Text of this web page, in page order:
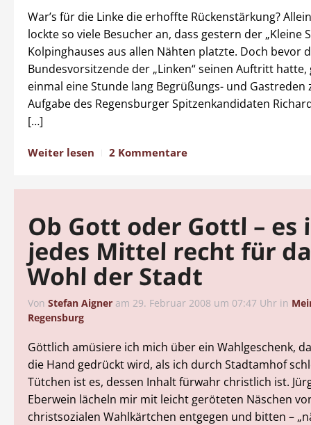
War’s für die Linke die erhoffte Rückenstärkung?
lockte so viele Besucher an, dass gestern der „Kleine
Kolpinghauses aus allen Nähten platzte. Doch bevor
Bundesvorsitzende der „Linken“ seinen Auftritt hatte,
einmal eine Stunde lang Begrüßungs- und Gastreden
Aufgabe des Regensburger Spitzenkandidaten
[…]
Weiter lesen 2 Kommentare
Ob Gott oder Gottl – es
jedes Mittel recht für
Wohl der Stadt
Von Stefan Aigner am 29. Februar 2008 um 07:47 Uhr in
Regensburg
Göttlich amüsiere ich mich über ein Wahlgeschenk,
die Hand gedrückt wird, als ich durch Stadtamhof
Tütchen ist es, dessen Inhalt fürwahr christlich ist.
Eberwein lächeln mir mit leicht geröteten Näschen
christsozialen Wahlkärtchen entgegen und bitten –